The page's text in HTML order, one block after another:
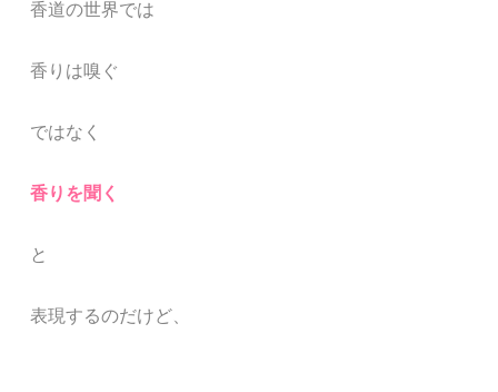
香道の世界では
香りは嗅ぐ
ではなく
香りを聞く
と
表現するのだけど、